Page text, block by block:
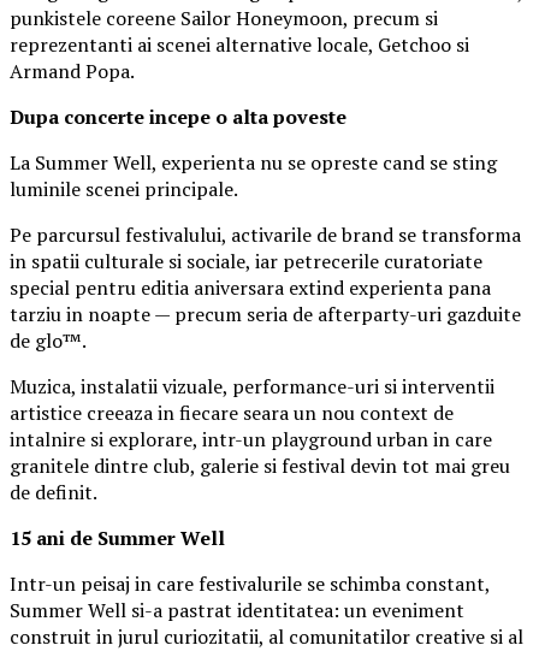
punkistele coreene Sailor Honeymoon, precum si
reprezentanti ai scenei alternative locale, Getchoo si
Armand Popa.
Dupa concerte incepe o alta poveste
La Summer Well, experienta nu se opreste cand se sting
luminile scenei principale.
Pe parcursul festivalului, activarile de brand se transforma
in spatii culturale si sociale, iar petrecerile curatoriate
special pentru editia aniversara extind experienta pana
tarziu in noapte — precum seria de afterparty-uri gazduite
de glo™.
Muzica, instalatii vizuale, performance-uri si interventii
artistice creeaza in fiecare seara un nou context de
intalnire si explorare, intr-un playground urban in care
granitele dintre club, galerie si festival devin tot mai greu
de definit.
15 ani de Summer Well
Intr-un peisaj in care festivalurile se schimba constant,
Summer Well si-a pastrat identitatea: un eveniment
construit in jurul curiozitatii, al comunitatilor creative si al